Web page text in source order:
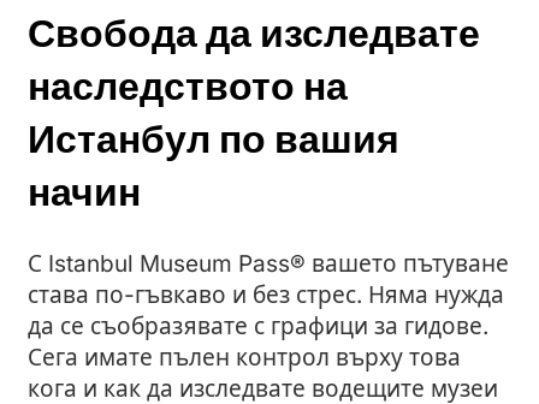
Свобода да изследвате
наследството на
Истанбул по вашия
начин
С Istanbul Museum Pass® вашето пътуване
става по-гъвкаво и без стрес. Няма нужда
да се съобразявате с графици за гидове.
Сега имате пълен контрол върху това
кога и как да изследвате водещите музеи